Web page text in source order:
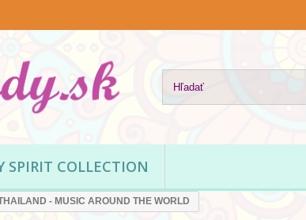
SPIRIT COLLECTION
- MUSIC AROUND THE WORLD